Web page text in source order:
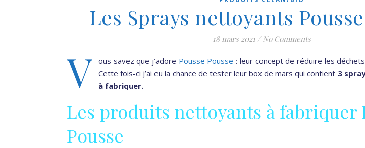
Les Sprays nettoyants
18 mars 2021 / No Comments
V ous savez que j’adore Pousse Pousse : leur concept de réduire les
Cette fois-ci j’ai eu la chance de tester leur box de mars qui contient 3
à fabriquer.
Les produits nettoyants à fabriquer
Pousse